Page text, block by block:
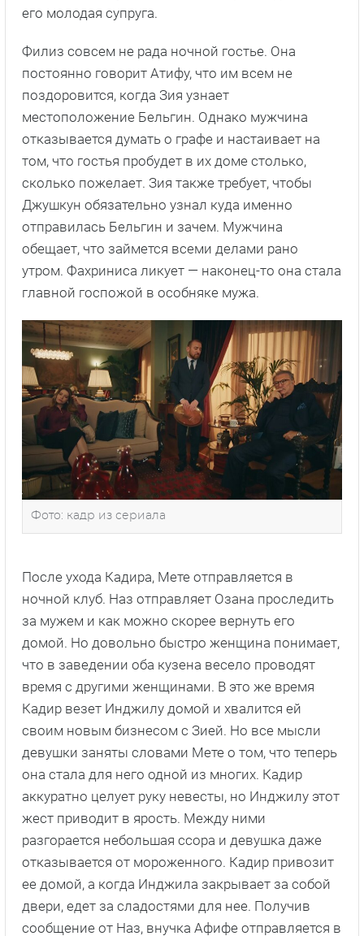
его молодая супруга.
Филиз совсем не рада ночной гостье. Она
постоянно говорит Атифу, что им всем не
поздоровится, когда Зия узнает
местоположение Бельгин. Однако мужчина
отказывается думать о графе и настаивает на
том, что гостья пробудет в их доме столько,
сколько пожелает. Зия также требует, чтобы
Джушкун обязательно узнал куда именно
отправилась Бельгин и зачем. Мужчина
обещает, что займется всеми делами рано
утром. Фахриниса ликует — наконец-то она стала
главной госпожой в особняке мужа.
Фото: кадр из сериала
После ухода Кадира, Мете отправляется в
ночной клуб. Наз отправляет Озана проследить
за мужем и как можно скорее вернуть его
домой. Но довольно быстро женщина понимает,
что в заведении оба кузена весело проводят
время с другими женщинами. В это же время
Кадир везет Инджилу домой и хвалится ей
своим новым бизнесом с Зией. Но все мысли
девушки заняты словами Мете о том, что теперь
она стала для него одной из многих. Кадир
аккуратно целует руку невесты, но Инджилу этот
жест приводит в ярость. Между ними
разгорается небольшая ссора и девушка даже
отказывается от мороженного. Кадир привозит
ее домой, а когда Инджила закрывает за собой
двери, едет за сладостями для нее. Получив
сообщение от Наз, внучка Афифе отправляется в